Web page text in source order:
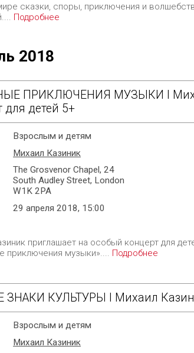
сказки, споры, приключения и
Подробнее
2018
ПРИКЛЮЧЕНИЯ МУЗЫКИ I
для детей 5+
Взрослым и детям
Михаил Казиник
The Grosvenor Chapel, 24
South Audley Street, London
W1K 2PA
29 апреля 2018, 15:00
приглашает на особый концерт для
приключения музыки».... Подробнее
ЗНАКИ КУЛЬТУРЫ I Михаил
Взрослым и детям
Михаил Казиник